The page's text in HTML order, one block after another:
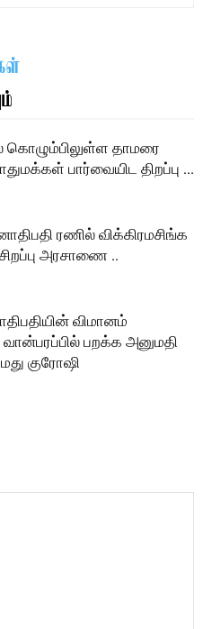
கொழும்பிலுள்ள தாமரை
பார்வையிட திறப்பு …
ரணில் விக்கிரமசிங்க
அரசாணை ..
விமானம்
பறக்க அனுமதி
குரோஷி